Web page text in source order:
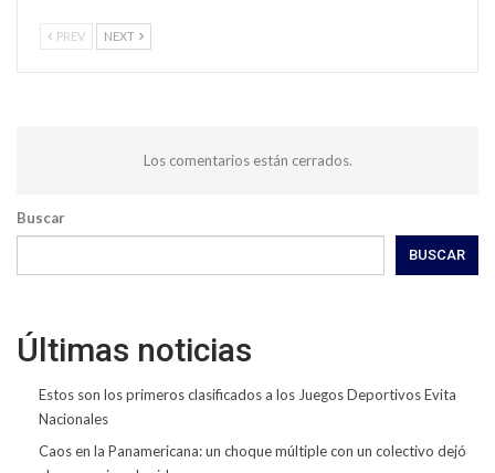
PREV NEXT
Los comentarios están cerrados.
Buscar
BUSCAR
Últimas noticias
Estos son los primeros clasificados a los Juegos Deportivos Evita
Nacionales
Caos en la Panamericana: un choque múltiple con un colectivo dejó